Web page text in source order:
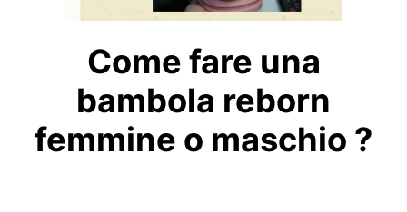
Come fare una
bambola reborn
femmine o maschio ?